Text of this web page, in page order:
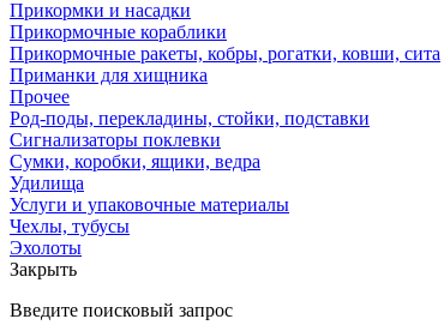
Прикормки и насадки
Прикормочные кораблики
Прикормочные ракеты, кобры, рогатки, ковши, сита
Приманки для хищника
Прочее
Род-поды, перекладины, стойки, подставки
Сигнализаторы поклевки
Сумки, коробки, ящики, ведра
Удилища
Услуги и упаковочные материалы
Чехлы, тубусы
Эхолоты
Закрыть
Введите поисковый запрос